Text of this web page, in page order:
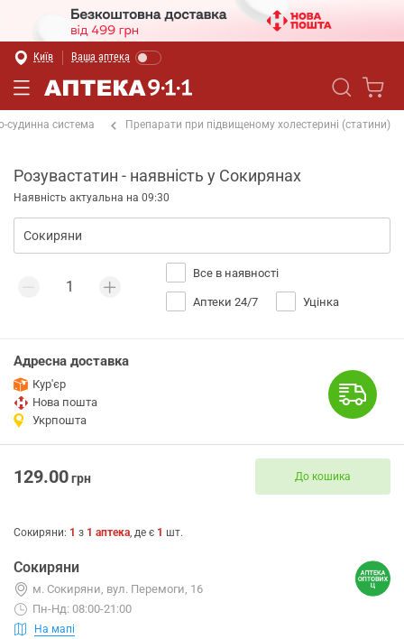
Київ Ваша аптека
судинна система Препарати при підвищеному холестерині (статини)
Розувастатин - наявність у Сокирянах
Наявність актуальна на 09:30
Все в наявності
Аптеки 24/7 Уцінка
Адресна доставка
Кур'єр
Нова пошта
Укрпошта
129.00грн До кошика
Сокиряни: 1 з 1 аптека, де є 1 шт.
Сокиряни
м. Сокиряни, вул. Перемоги, 16
Пн-Нд: 08:00-21:00
На мапі